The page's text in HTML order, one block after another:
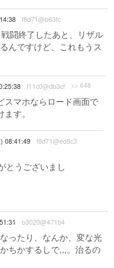
f8d71@b63fc
闘終了したあと、リザル
んですけど、これもうス
f11c0@db3cf >> 648
スマホならロード画面で
す。
08:41:49 f8d71@ed8c3
とうございまし
b3020@471b4
ったり、なんか、変な光
ちかするしで,,,。治るの